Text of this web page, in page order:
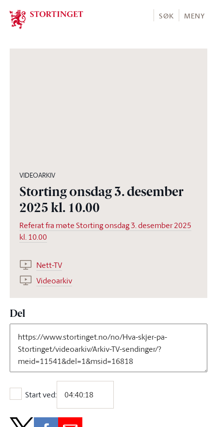
Stortinget.no
SØK MENY
VIDEOARKIV
Storting onsdag 3. desember
2025 kl. 10.00
Referat fra møte Storting onsdag 3. desember 2025
kl. 10.00
Nett-TV
Videoarkiv
Del
Start ved:
Start ved: